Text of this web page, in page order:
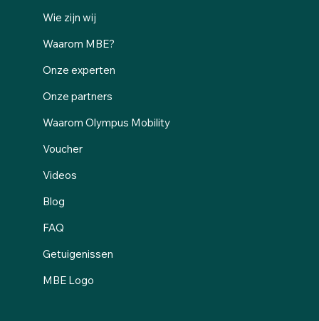
Wie zijn wij
Waarom MBE?
Onze experten
Onze partners
Waarom Olympus Mobility
Voucher
Videos
Blog
FAQ
Getuigenissen
MBE Logo